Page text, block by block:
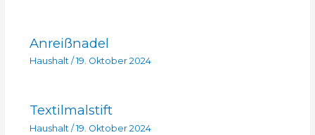
Anreißnadel
Haushalt / 19. Oktober 2024
Textilmalstift
Haushalt /19. Oktober 2024